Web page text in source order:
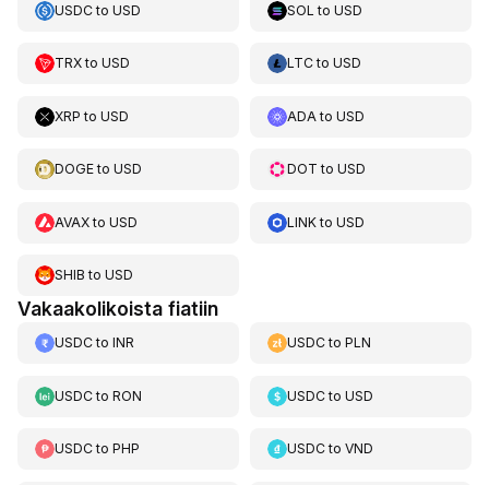
USDCto USD SOL toUSD
TRXto USD LTCtoUSD
XRP to USD ADA toUSD
DOGEto USD DOT toUSD
AVAXto USD LINKtoUSD
SHIB to USD
Vakaakolikoista fiatiin
USDCto INR USDCtoPLN
USDCto RON USDCtoUSD
USDCto PHP USDCtoVND